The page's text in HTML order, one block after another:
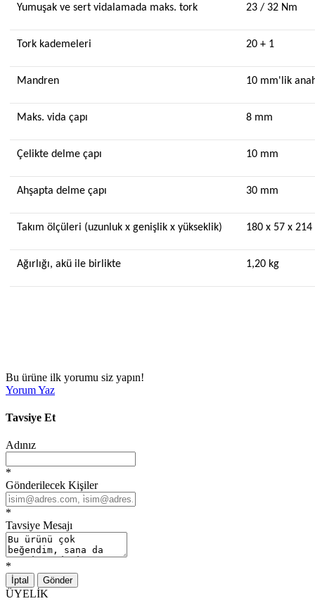
Yumuşak ve sert vidalamada maks. tork 23 / 32 Nm
Tork kademeleri 20 + 1
Mandren 10 mm'lik
Maks. vida çapı 8 mm
Çelikte delme çapı 10 mm
Ahşapta delme çapı 30 mm
Takım ölçüleri (uzunluk x genişlik x yükseklik) 180 x 57 x
Ağırlığı, akü ile birlikte 1,20 kg
Bu ürüne ilk yorumu siz yapın!
Yorum Yaz
Tavsiye Et
Adınız
*
Gönderilecek Kişiler
*
Tavsiye Mesajı
*
İptal Gönder
ÜYELİK